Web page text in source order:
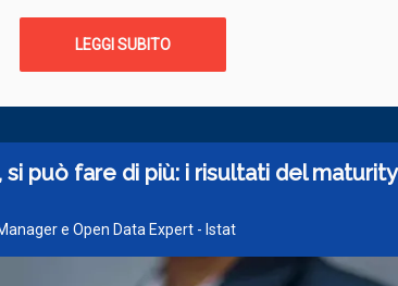
LEGGI SUBITO
si può fare di più: i risultati del maturity
e Open Data Expert - Istat